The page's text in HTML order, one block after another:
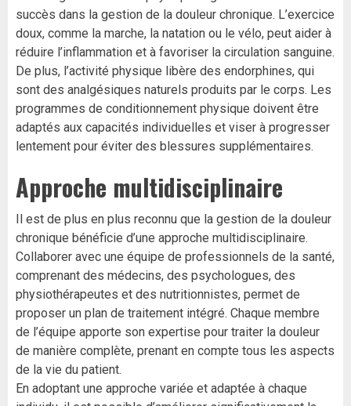
succès dans la gestion de la douleur chronique. L’exercice
doux, comme la marche, la natation ou le vélo, peut aider à
réduire l’inflammation et à favoriser la circulation sanguine.
De plus, l’activité physique libère des endorphines, qui
sont des analgésiques naturels produits par le corps. Les
programmes de conditionnement physique doivent être
adaptés aux capacités individuelles et viser à progresser
lentement pour éviter des blessures supplémentaires.
Approche multidisciplinaire
Il est de plus en plus reconnu que la gestion de la douleur
chronique bénéficie d’une approche multidisciplinaire.
Collaborer avec une équipe de professionnels de la santé,
comprenant des médecins, des psychologues, des
physiothérapeutes et des nutritionnistes, permet de
proposer un plan de traitement intégré. Chaque membre
de l’équipe apporte son expertise pour traiter la douleur
de manière complète, prenant en compte tous les aspects
de la vie du patient.
En adoptant une approche variée et adaptée à chaque